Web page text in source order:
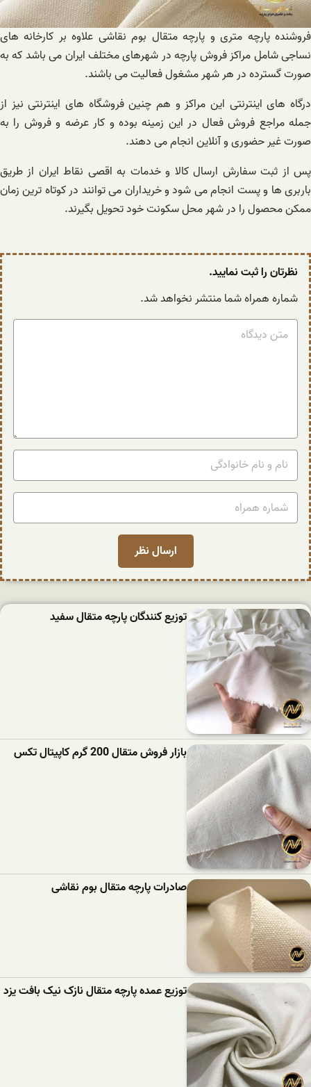
فروشنده پارچه متری و پارچه متقال بوم نقاشی علاوه بر کارخانه های
نساجی شامل مراکز فروش پارچه در شهرهای مختلف ایران می باشد که به
صورت گسترده در هر شهر مشغول فعالیت می باشند.
درگاه های اینترنتی این مراکز و هم چنین فروشگاه های اینترنتی نیز از
جمله مراجع فروش فعال در این زمینه بوده و کار عرضه و فروش را به
صورت غیر حضوری و آنلاین انجام می دهند.
پس از ثبت سفارش ارسال کالا و خدمات به اقصی نقاط ایران از طریق
باربری ها و پست انجام می شود و خریداران می توانند در کوتاه ترین زمان
ممکن محصول را در شهر محل سکونت خود تحویل بگیرند.
نظرتان را ثبت نمایید.
شماره همراه شما منتشر نخواهد شد.
توزیع کنندگان پارچه متقال سفید
بازار فروش متقال 200 گرم کاپیتال تکس
صادرات پارچه متقال بوم نقاشی
توزیع عمده پارچه متقال نازک نیک بافت یزد